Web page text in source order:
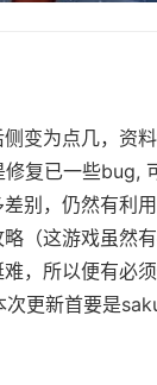
变为点几，资
复已一些bug,
别，仍然有利
（这游戏虽然
，所以便有必
更新首要是